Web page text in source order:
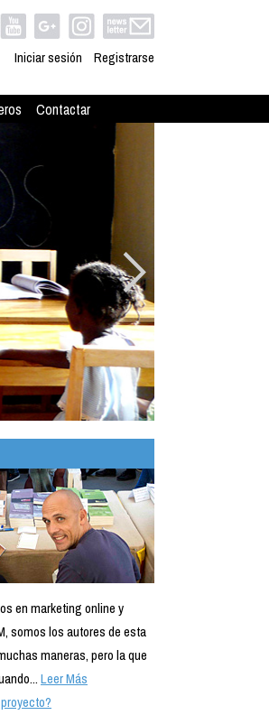
Iniciar sesión Registrarse
Contactar
en marketing online y
somos los autores de esta
maneras, pero la que
Leer Más